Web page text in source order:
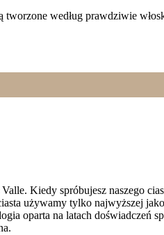
według prawdziwie
Kiedy spróbujesz naszego
używamy tylko najwyższej
oparta na latach doświadczeń